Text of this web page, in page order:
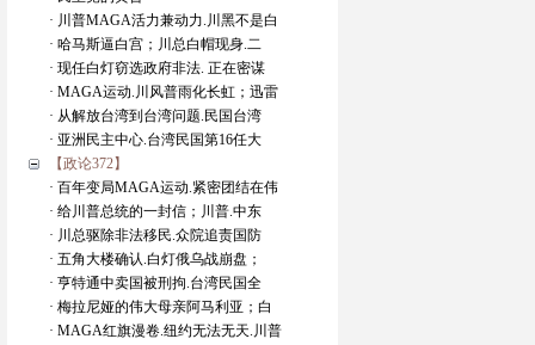
· 川普MAGA活力兼动力.川黑不是白
· 哈马斯逼白宫；川总白帽现身.二
· 现任白灯窃选政府非法. 正在密谋
· MAGA运动.川风普雨化长虹；迅雷
· 从解放台湾到台湾问题.民国台湾
· 亚洲民主中心.台湾民国第16任大
【政论372】
· 百年变局MAGA运动.紧密团结在伟
· 给川普总统的一封信；川普.中东
· 川总驱除非法移民.众院追责国防
· 五角大楼确认.白灯俄乌战崩盘；
· 亨特通中卖国被刑拘.台湾民国全
· 梅拉尼娅的伟大母亲阿马利亚；白
· MAGA红旗漫卷.纽约无法无天.川普